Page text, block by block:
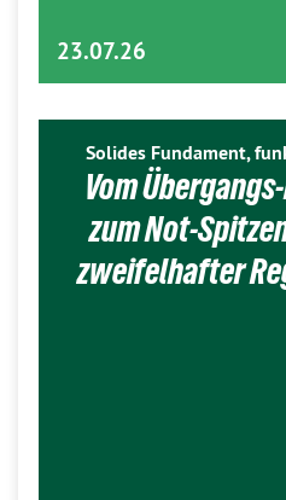
23.07.26
Solides Fundament,
Vom
zum Not-
zweifelhafter